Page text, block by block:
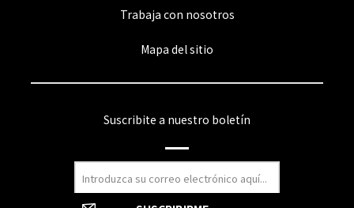
Trabaja con nosotros
Mapa del sitio
Suscribite a nuestro boletín